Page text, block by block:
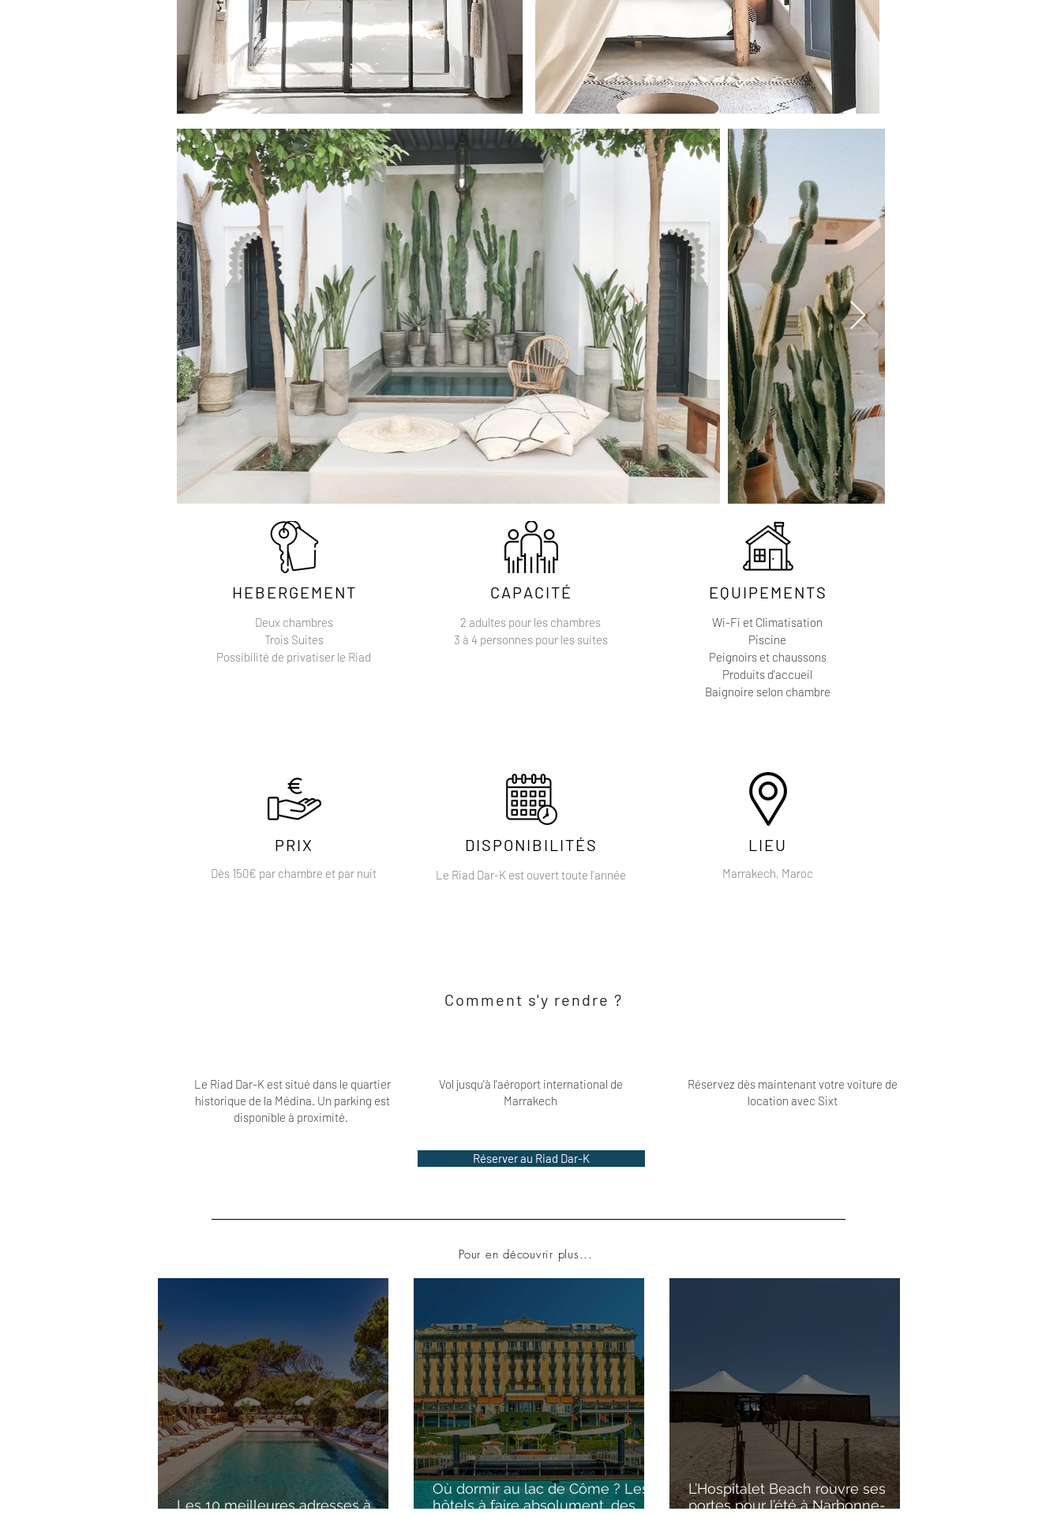
HEBERGEMENT
Deux chambres
Trois Suites
Possibilité de privatiser le Riad
PRIX
Dès 150€ par chambre et par nuit
CAPACITÉ
2 adultes pour les chambres
3 à 4 personnes pour les suites
DISPONIBILITÉS
Le Riad Dar-K est ouvert toute l'année
EQUIPEMENTS
Wi-Fi et Climatisation
Piscine
Peignoirs et chaussons
Produits d'accueil
Baignoire selon chambre
LIEU
Marrakech, Maroc
Comment s'y rendre ?
Réserver au Riad Dar-K
Le Riad Dar-K est situé dans le quartier
historique de la Médina. Un parking est
disponible à proximité.
Vol jusqu'à l'aéroport international de
Marrakech
Réservez dès maintenant votre voiture de
location avec Sixt
Pour en découvrir plus...
Les 10 meilleures adresses à
Où dormir au lac de Côme ? Les
hôtels à faire absolument, des
L’Hospitalet Beach rouvre ses
portes pour l’été à Narbonne-